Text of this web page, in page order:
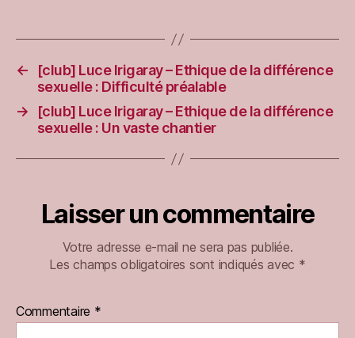
←
[club] Luce Irigaray – Ethique de la différence
sexuelle : Difficulté préalable
→
[club] Luce Irigaray – Ethique de la différence
sexuelle : Un vaste chantier
Laisser un commentaire
Votre adresse e-mail ne sera pas publiée.
Les champs obligatoires sont indiqués avec *
Commentaire *